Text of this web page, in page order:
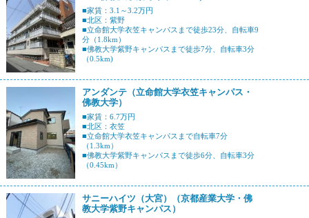
■家賃：3.1～3.2万円
■北区：紫野
■立命館大学衣笠キャンパスまで徒歩23分、自転車9
分（1.8km）
■佛教大学紫野キャンパスまで徒歩7分、自転車3分
（0.5km)
アンダンテ（立命館大学衣笠キャンパス・
佛教大学）
■家賃：6.7万円
■北区：衣笠
■立命館大学衣笠キャンパスまで自転車7分
（1.3km）
■佛教大学紫野キャンパスまで徒歩6分、自転車3分
（0.45km）
サニーハイツ（大宮）（京都産業大学・佛
教大学紫野キャンパス）